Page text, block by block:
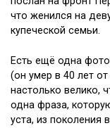
что женился на
купеческой семьи.
Есть ещё одна
(он умер в 40 лет
настолько велико,
одна фраза,
уста, из поколения